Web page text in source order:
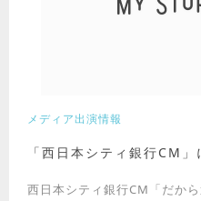
「西日本シティ銀行CM」
メディア出演情報
西日本シティ銀行CM「だか